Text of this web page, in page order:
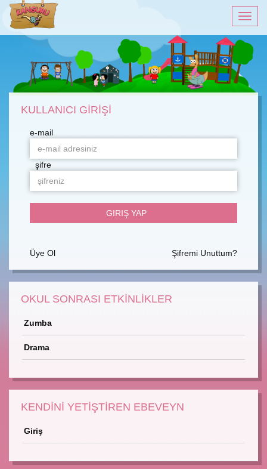
KULLANICI GİRİŞİ
e-mail
şifre
Üye Ol Şifremi Unuttum?
OKUL SONRASI ETKİNLİKLER
Zumba
Drama
KENDİNİ YETİŞTİREN EBEVEYN
Giriş